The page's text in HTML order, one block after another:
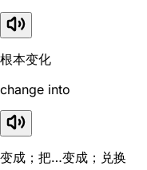
根本变化
change into
变成；把…变成；兑换